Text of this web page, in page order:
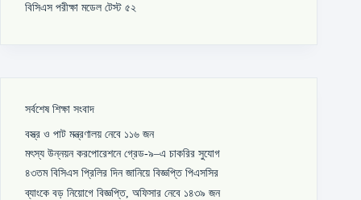
বিসিএস পরীক্ষা মডেল টেস্ট ৫২
সর্বশেষ শিক্ষা সংবাদ
বস্ত্র ও পাট মন্ত্রণালয় নেবে ১১৬ জন
মৎস্য উন্নয়ন করপোরেশনে গ্রেড-৯–এ চাকরির সুযোগ
৪৩তম বিসিএস প্রিলির দিন জানিয়ে বিজ্ঞপ্তি পিএসসির
ব্যাংকে বড় নিয়োগে বিজ্ঞপ্তি, অফিসার নেবে ১৪৩৯ জন